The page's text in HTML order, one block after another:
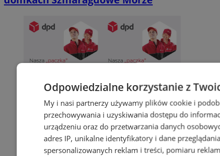
Odpowiedzialne korzystanie z
My i nasi partnerzy używamy plików cookie i
przechowywania i uzyskiwania dostępu do
urządzeniu oraz do przetwarzania danych
adres IP, unikalne identyfikatory i dane
spersonalizowanych reklam i treści, pomiaru